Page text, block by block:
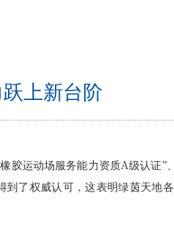
上新台阶
运动场服务能力资质A级认证”
了权威认可，这表明绿茵天地